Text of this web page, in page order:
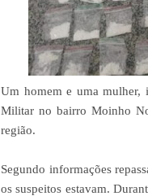
Um homem e uma mulher,
Militar no bairro Moinho
região.
Segundo informações
os suspeitos estavam.